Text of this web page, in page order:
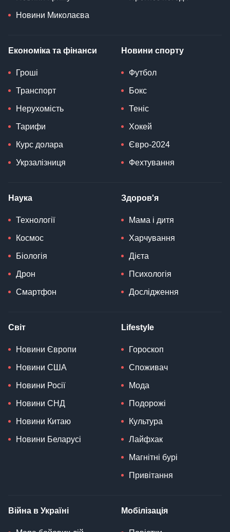
Новини Миколаєва
Економіка та фінанси
Гроші
Транспорт
Нерухомість
Тарифи
Курс долара
Укрзалізниця
Новини спорту
Футбол
Бокс
Теніс
Хокей
Євро-2024
Фехтування
Наука
Технології
Космос
Біологія
Дрон
Смартфон
Здоров'я
Мама і дитя
Харчування
Дієта
Психологія
Дослідження
Світ
Новини Європи
Новини США
Новини Росії
Новини СНД
Новини Китаю
Новини Беларусі
Lifestyle
Гороскоп
Споживач
Мода
Подорожі
Культура
Лайфхак
Магнітні бурі
Привітання
Війна в Україні Мобілізація